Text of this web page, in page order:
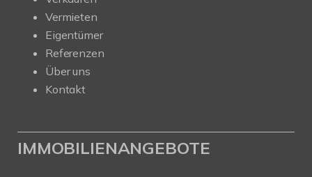
Vermieten
Eigentümer
Referenzen
Über uns
Kontakt
IMMOBILIENANGEBOTE